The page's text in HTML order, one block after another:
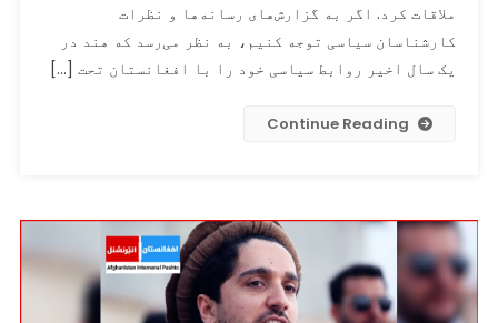
و
طالبان!
ملاقات کرد. اگر به گزارش‌های رسانه‌ها و نظرات
کارشناسان سیاسی توجه کنیم، به نظر می‌رسد که هند در
یک سال اخیر روابط سیاسی خود را با افغانستان تحت […]
Continue Reading